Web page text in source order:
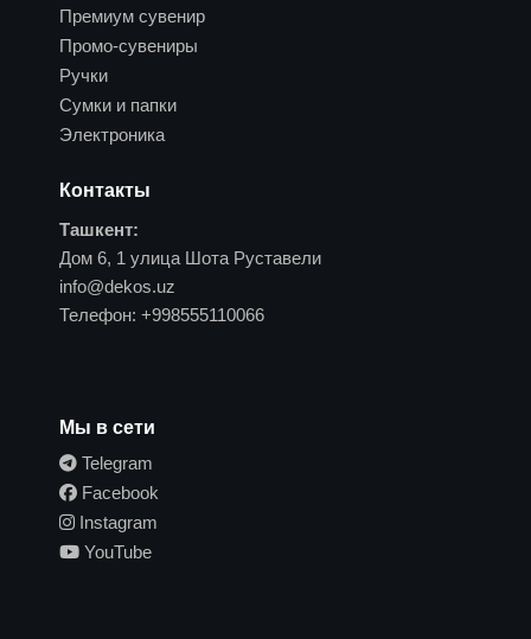
Премиум сувенир
Промо-сувениры
Ручки
Сумки и папки
Электроника
Контакты
Ташкент:
Дом 6, 1 улица Шота Руставели
info@dekos.uz
Телефон: +998555110066
Мы в сети
Telegram
Facebook
Instagram
YouTube